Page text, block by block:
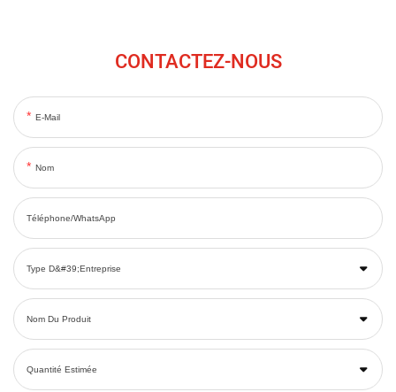
CONTACTEZ-NOUS
E-Mail
Nom
Téléphone/WhatsApp
Type D&#39;entreprise
Nom Du Produit
Quantité Estimée